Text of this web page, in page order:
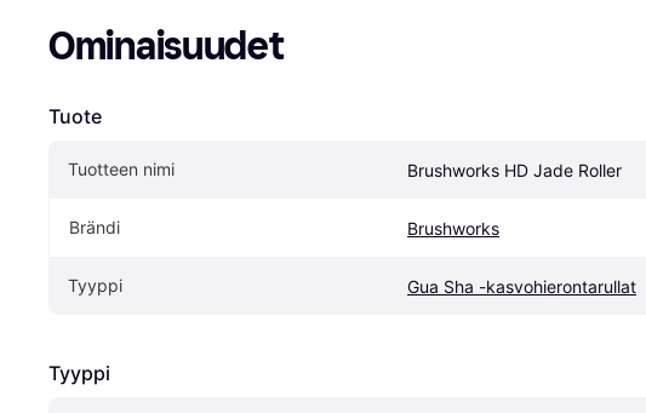
Ominaisuudet
Tuote
Tuotteen nimi Brushworks HD Jade Roller
Brändi Brushworks
Tyyppi Gua Sha -kasvohierontarullat
Tyyppi